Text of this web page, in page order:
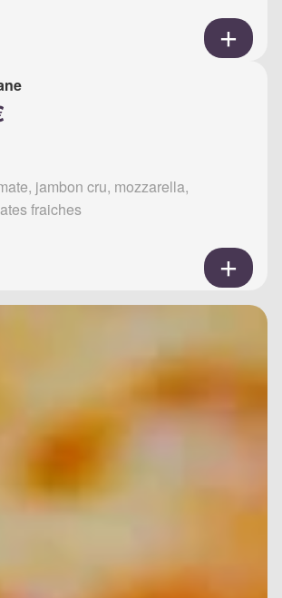
jambon cru, mozzarella,
fraiches